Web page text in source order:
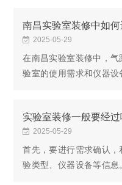
南昌实验室装修中如何
2025-05-29
在南昌实验室装修中，
验室的使用需求和仪器
实验室装修一般要经过
2025-05-29
首先，要进行需求确认
验类型、仪器设备等信